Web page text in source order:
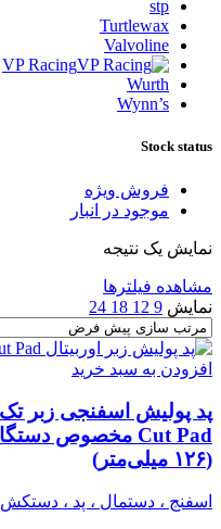
stp
Turtlewax
Valvoline
VP Racing
Wurth
Wynn’s
Stock status
فروش ویژه
موجود در انبار
نمایش یک نتیجه
مشاهده فیلترها
نمایش 9
12
18
24
افزودن به سبد خرید
(۱۲۶ میلی‌متر)
اسفنج ، دستمال ، پد ، دستکش